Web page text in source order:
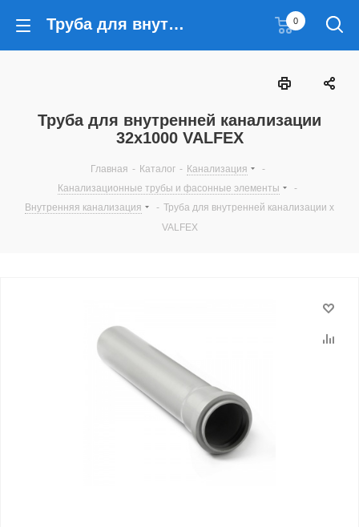
Труба для внутренней канализации 32x1000 VALFEX 0
Труба для внутренней канализации
32x1000 VALFEX
Главная - Каталог - Канализация
-
Канализационные трубы и фасонные элементы
-
Внутренняя канализация
- Труба для внутренней канализации x
VALFEX